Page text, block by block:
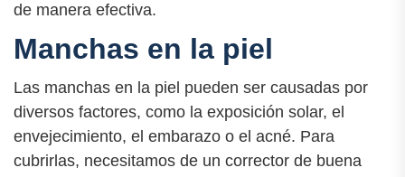
de manera efectiva.
Manchas en la piel
Las manchas en la piel pueden ser causadas por
diversos factores, como la exposición solar, el
envejecimiento, el embarazo o el acné. Para
cubrirlas, necesitamos de un corrector de buena